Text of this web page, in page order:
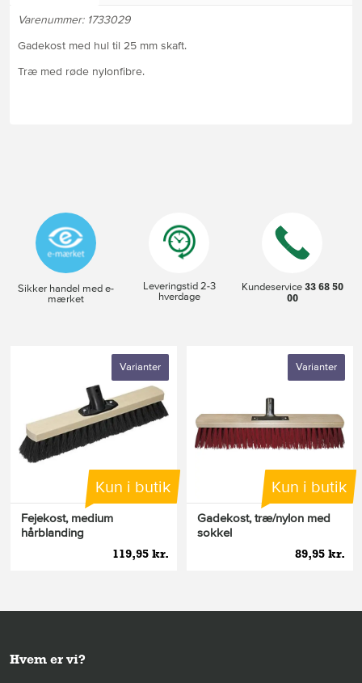
Varenummer: 1733029
Gadekost med hul til 25 mm skaft.
Træ med røde nylonfibre.
Sikker handel med e-
mærket
Leveringstid 2-3
hverdage
Kundeservice33 68 50
00
Varianter
Kun i butik
Fejekost, medium
hårblanding
119,95 kr.
Varianter
Kun i butik
Gadekost, træ/nylon med
sokkel
89,95 kr.
Hvem er vi?